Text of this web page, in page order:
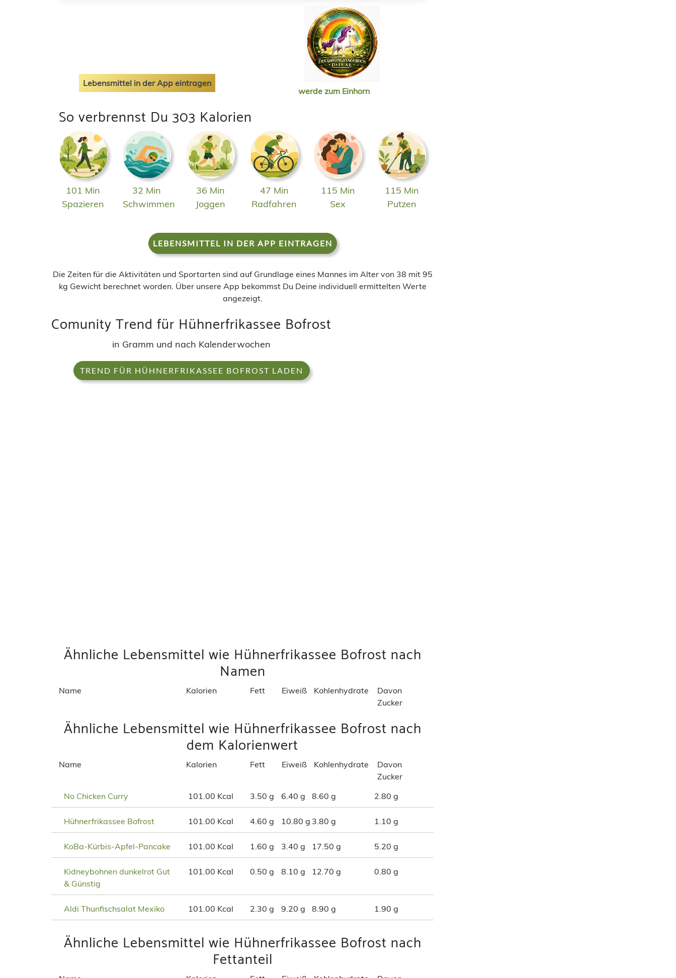
Lebensmittel in der App eintragen
werde zum Einhorn
So verbrennst Du 303 Kalorien
101 Min
Spazieren
32 Min
Schwimmen
36 Min
Joggen
47 Min
Radfahren
115 Min
Sex
115 Min
Putzen
LEBENSMITTEL IN DER APP EINTRAGEN
Die Zeiten für die Aktivitäten und Sportarten sind auf Grundlage eines Mannes im Alter von 38 mit 95
kg Gewicht berechnet worden. Über unsere App bekommst Du Deine individuell ermittelten Werte
angezeigt.
Comunity Trend für Hühnerfrikassee Bofrost
in Gramm und nach Kalenderwochen
TREND FÜR HÜHNERFRIKASSEE BOFROST LADEN
Ähnliche Lebensmittel wie Hühnerfrikassee Bofrost nach
Namen
Name Kalorien Fett Eiweiß Kohlenhydrate
Davon
Zucker
Ähnliche Lebensmittel wie Hühnerfrikassee Bofrost nach
dem Kalorienwert
Name Kalorien Fett Eiweiß Kohlenhydrate
Davon
Zucker
No Chicken Curry
101.00 Kcal 3.50 g 6.40 g 8.60 g 2.80 g
Hühnerfrikassee Bofrost 101.00 Kcal 4.60 g 10.80 g 3.80 g 1.10 g
KoBa-Kürbis-Apfel-Pancake 101.00 Kcal 1.60 g 3.40 g 17.50 g 5.20 g
Kidneybohnen dunkelrot Gut
& Günstig
101.00 Kcal 0.50 g 8.10 g 12.70 g 0.80 g
Aldi Thunfischsalat Mexiko 101.00 Kcal 2.30 g 9.20 g 8.90 g 1.90 g
Ähnliche Lebensmittel wie Hühnerfrikassee Bofrost nach
Fettanteil